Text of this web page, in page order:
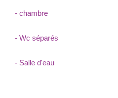
- chambre
- Wc séparés
- Salle d'eau